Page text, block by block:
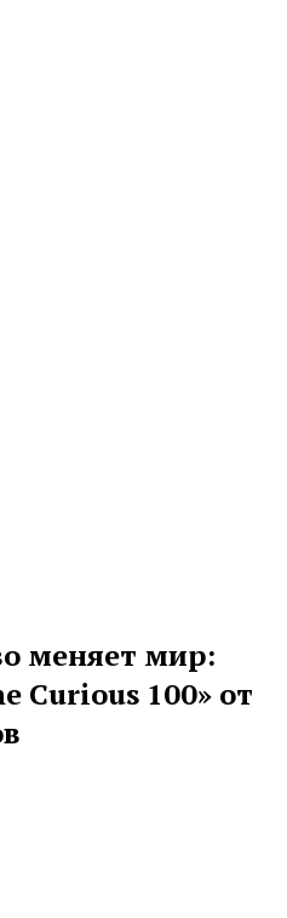
меняет мир:
Curious 100» от